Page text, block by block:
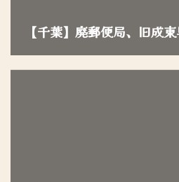
【千葉】廃郵便局、旧成